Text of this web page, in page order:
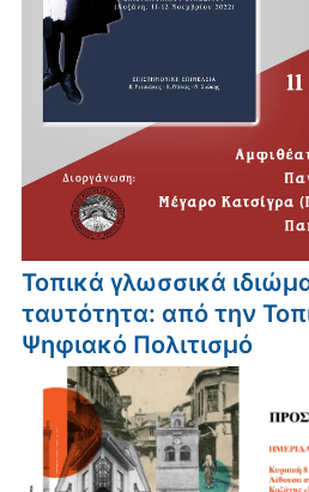
Τοπικά γλωσσικά
ταυτότητα: από την
Ψηφιακό Πολιτισμό